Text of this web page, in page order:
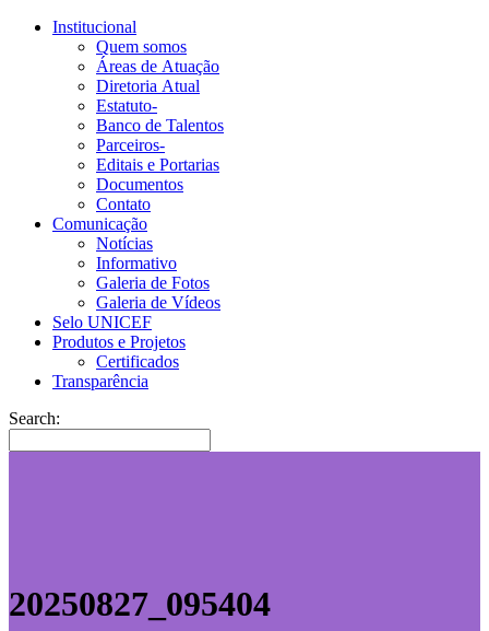
Institucional
Quem somos
Áreas de Atuação
Diretoria Atual
Estatuto-
Banco de Talentos
Parceiros-
Editais e Portarias
Documentos
Contato
Comunicação
Notícias
Informativo
Galeria de Fotos
Galeria de Vídeos
Selo UNICEF
Produtos e Projetos
Certificados
Transparência
Search:
20250827_095404